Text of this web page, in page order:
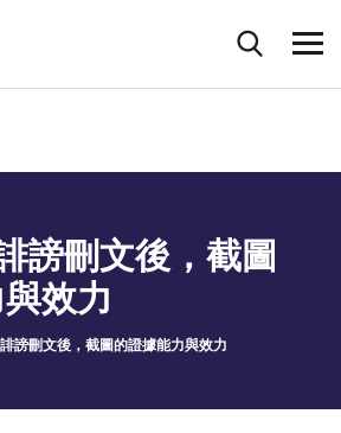
謗刪文後，截圖
效力
謗刪文後，截圖的證據能力與效力